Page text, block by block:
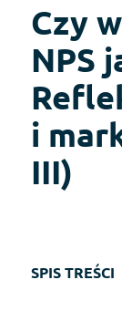
Czy
NPS
i
III)
SPIS TREŚCI